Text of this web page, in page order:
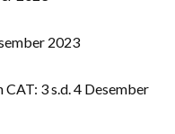
2023
CAT: 3 s.d. 4 Desember